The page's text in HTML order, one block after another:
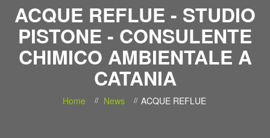
ACQUE REFLUE - STUDIO
PISTONE - CONSULENTE
CHIMICO AMBIENTALE A
CATANIA
Home News ACQUE REFLUE